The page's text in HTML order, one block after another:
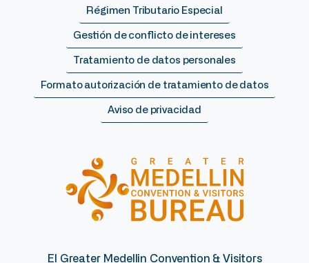
Régimen Tributario Especial
Gestión de conflicto de intereses
Tratamiento de datos personales
Formato autorización de tratamiento de datos
Aviso de privacidad
El Greater Medellin Convention & Visitors